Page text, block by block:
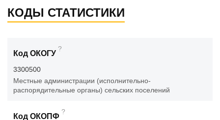
КОДЫ СТАТИСТИКИ
Код ОКОГУ
?
3300500
Местные администрации (исполнительно-
распорядительные органы) сельских поселений
Код ОКОПФ
?